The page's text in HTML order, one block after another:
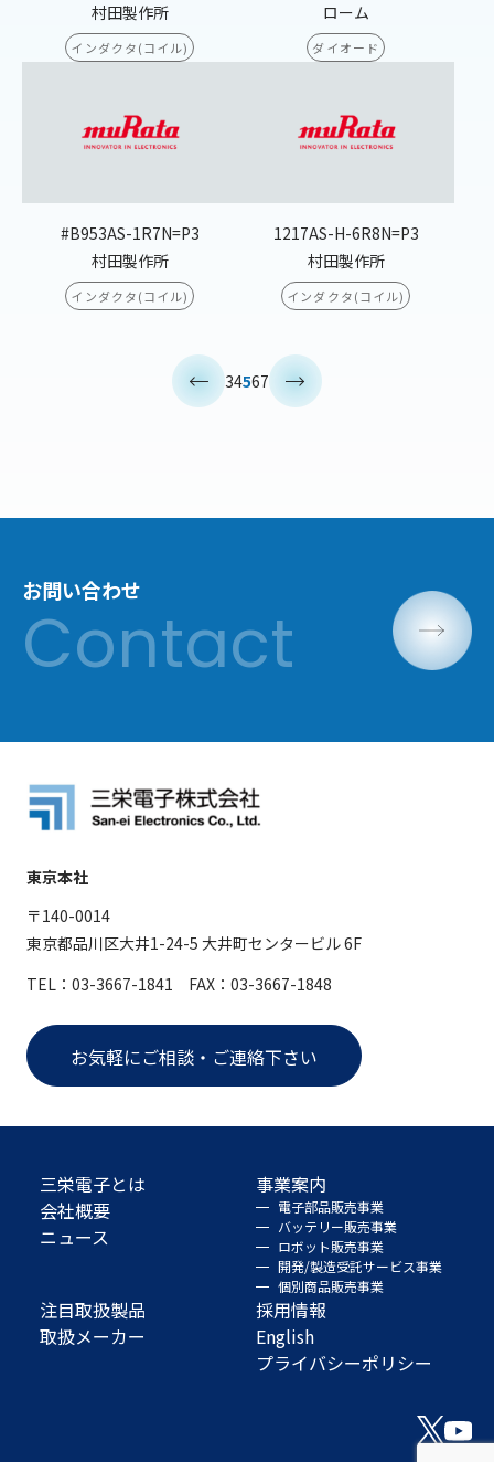
村田製作所
インダクタ(コイル)
ローム
ダイオード
#B953AS-1R7N=P3
村田製作所
インダクタ(コイル)
1217AS-H-6R8N=P3
村田製作所
インダクタ(コイル)
34567
お問い合わせ
東京本社
〒140-0014
東京都品川区大井1-24-5 大井町センタービル 6F
TEL：03-3667-1841 FAX：03-3667-1848
お気軽にご相談・ご連絡下さい
三栄電子とは
会社概要
ニュース
事業案内
電子部品販売事業
バッテリー販売事業
ロボット販売事業
開発/製造受託サービス事業
個別商品販売事業
注目取扱製品
取扱メーカー
採用情報
English
プライバシーポリシー